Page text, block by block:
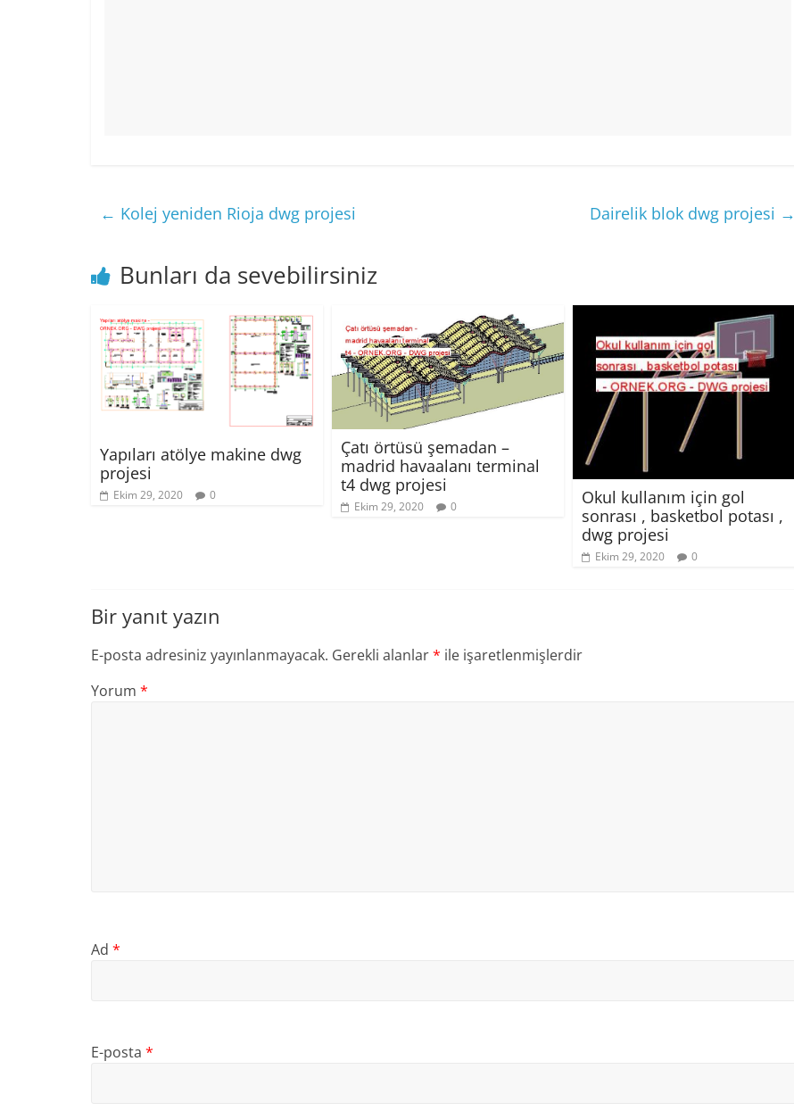
← Kolej yeniden Rioja dwg projesi Dairelik blok dwg projesi →
Bunları da sevebilirsiniz
Yapıları atölye makine dwg
projesi
Ekim 29, 2020 0
Çatı örtüsü şemadan –
madrid havaalanı terminal
t4 dwg projesi
Ekim 29, 2020 0
Okul kullanım için gol
sonrası , basketbol potası ,
dwg projesi
Ekim 29, 2020 0
Bir yanıt yazın
E-posta adresiniz yayınlanmayacak. Gerekli alanlar* ile işaretlenmişlerdir
Yorum *
Ad *
E-posta *